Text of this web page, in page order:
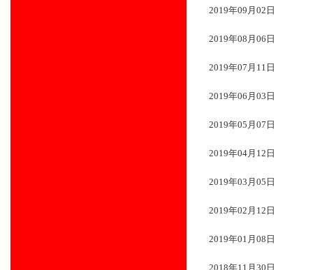
2019年09月02日
2019年08月06日
2019年07月11日
2019年06月03日
2019年05月07日
2019年04月12日
2019年03月05日
2019年02月12日
2019年01月08日
2018年11月30日